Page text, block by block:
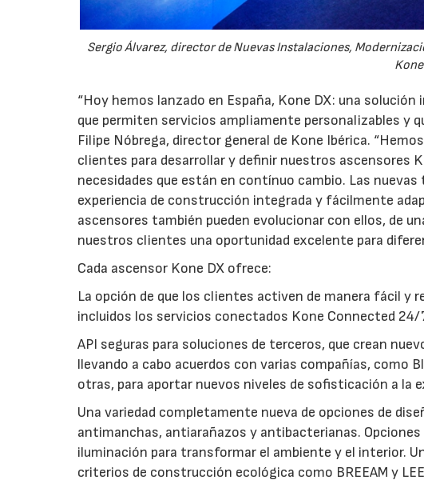
Sergio Álvarez, director de Nuevas Instalaciones,
“Hoy hemos lanzado en España, Kone DX: una
que permiten servicios ampliamente personalizables y
Filipe Nóbrega, director general de Kone Ibérica.
clientes para desarrollar y definir nuestros ascensores
necesidades que están en contínuo cambio. Las
experiencia de construcción integrada y fácilmente
ascensores también pueden evolucionar con ellos, de
nuestros clientes una oportunidad excelente para
Cada ascensor Kone DX ofrece:
La opción de que los clientes activen de manera fácil
incluidos los servicios conectados Kone Connected 24/
API seguras para soluciones de terceros, que crean
llevando a cabo acuerdos con varias compañías, como
otras, para aportar nuevos niveles de sofisticación a la
Una variedad completamente nueva de opciones de
antimanchas, antiarañazos y antibacterianas.
iluminación para transformar el ambiente y el interior.
criterios de construcción ecológica como BREEAM y